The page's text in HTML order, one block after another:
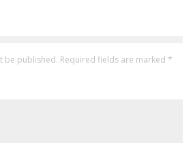
be published. Required fields are marked *